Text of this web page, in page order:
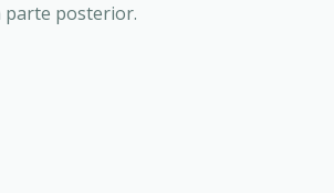
parte posterior.